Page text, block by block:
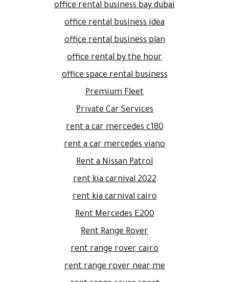
office rental business bay dubai
office rental business idea
office rental business plan
office rental by the hour
office space rental business
Premium Fleet
Private Car Services
rent a car mercedes c180
rent a car mercedes viano
Rent a Nissan Patrol
rent kia carnival 2022
rent kia carnival cairo
Rent Mercedes E200
Rent Range Rover
rent range rover cairo
rent range rover near me